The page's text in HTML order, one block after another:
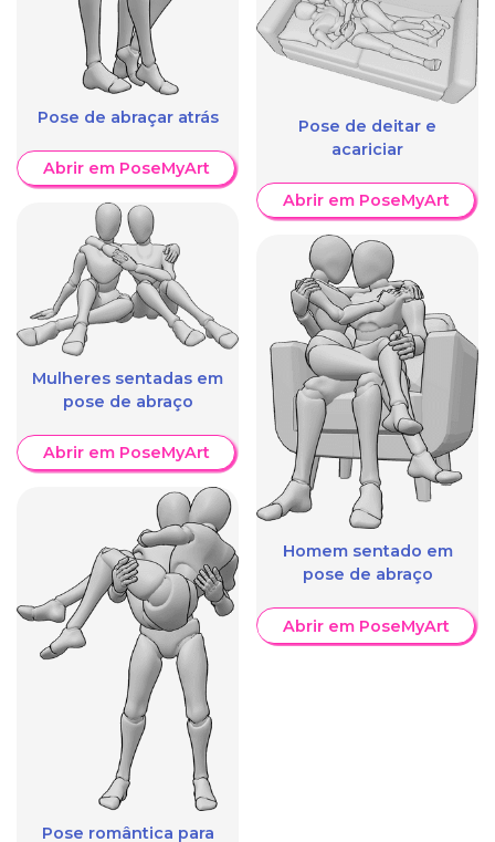
Pose de abraçar atrás
Abrir em PoseMyArt
Mulheres sentadas em
pose de abraço
Abrir em PoseMyArt
Pose romântica para
Pose de deitar e
acariciar
Abrir em PoseMyArt
Homem sentado em
pose de abraço
Abrir em PoseMyArt